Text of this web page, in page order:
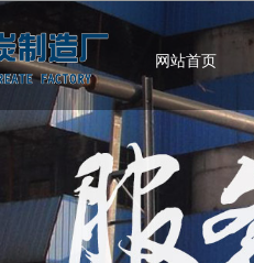
网站首页